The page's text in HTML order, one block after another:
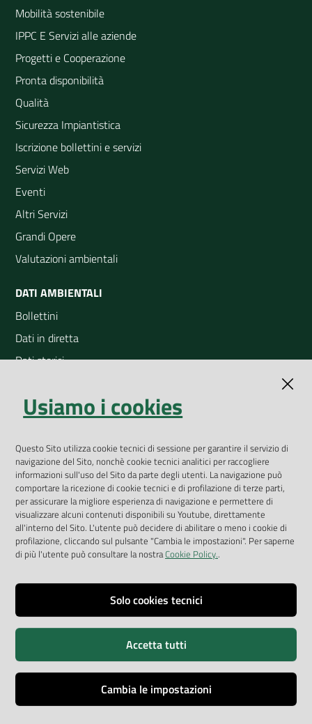
Mobilità sostenibile
IPPC E Servizi alle aziende
Progetti e Cooperazione
Pronta disponibilità
Qualità
Sicurezza Impiantistica
Iscrizione bollettini e servizi
Servizi Web
Eventi
Altri Servizi
Grandi Opere
Valutazioni ambientali
DATI AMBIENTALI
Bollettini
Dati in diretta
Dati storici
Open Data
App Arpav
Rapporti regionali annuali
Le Infografiche
Dispenser dati
Vai alla pagina
Privacy
Accessibilità
Credits
Usiamo i cookies
Questo Sito utilizza cookie tecnici di sessione per garantire il servizio di
navigazione del Sito, nonchè cookie tecnici analitici per raccogliere
informazioni sull'uso del Sito da parte degli utenti. La navigazione può
comportare la ricezione di cookie tecnici e di profilazione di terze parti,
per assicurare la migliore esperienza di navigazione e permettere di
visualizzare alcuni contenuti disponibili su Youtube, direttamente
all'interno del Sito. L'utente può decidere di abilitare o meno i cookie di
profilazione, cliccando sul pulsante "Cambia le impostazioni". Per saperne
di più l'utente può consultare la nostraCookie Policy..
Solo cookies tecnici
Accetta tutti
Cambia le impostazioni